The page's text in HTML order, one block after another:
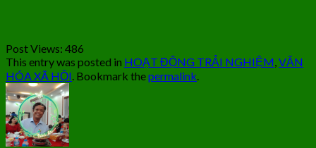
Post Views: 486
This entry was posted in HOẠT ĐỘNG TRẢI NGHIỆM,VĂN
HÓA XÃ HỘI. Bookmark thepermalink.